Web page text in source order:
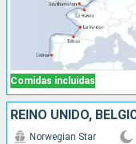
Comidas incluidas
Norwegian Star